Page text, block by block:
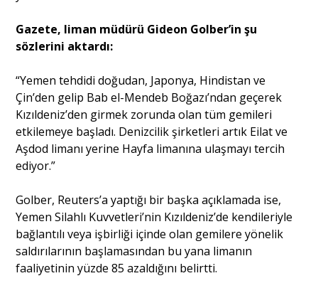
Gazete, liman müdürü Gideon Golber’in şu
sözlerini aktardı:
“Yemen tehdidi doğudan, Japonya, Hindistan ve
Çin’den gelip Bab el-Mendeb Boğazı’ndan geçerek
Kızıldeniz’den girmek zorunda olan tüm gemileri
etkilemeye başladı. Denizcilik şirketleri artık Eilat ve
Aşdod limanı yerine Hayfa limanına ulaşmayı tercih
ediyor.”
Golber, Reuters’a yaptığı bir başka açıklamada ise,
Yemen Silahlı Kuvvetleri’nin Kızıldeniz’de kendileriyle
bağlantılı veya işbirliği içinde olan gemilere yönelik
saldırılarının başlamasından bu yana limanın
faaliyetinin yüzde 85 azaldığını belirtti.